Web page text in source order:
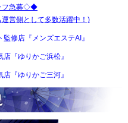
フ急募◇◆
運営側として多数活躍中！)
修店『メンズエステAI』
店『ゆりかご浜松』
店『ゆりかご三河』